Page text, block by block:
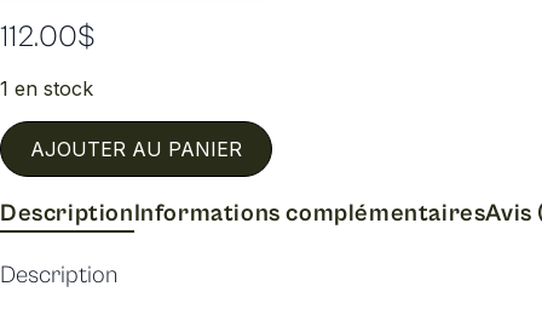
112.00$
1 en stock
AJOUTER AU PANIER
DescriptionInformations complémentairesAvis
Description